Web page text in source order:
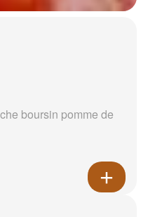
boursin pomme de